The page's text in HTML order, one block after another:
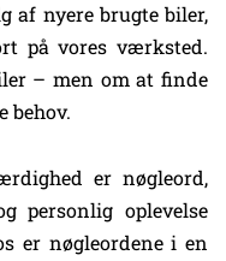
af nyere brugte biler,
på vores værksted.
– men om at finde
behov.
er nøgleord,
personlig oplevelse
er nøgleordene i en